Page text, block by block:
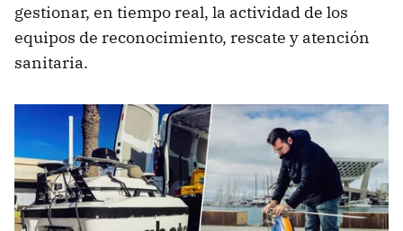
gestionar, en tiempo real, la actividad de los
equipos de reconocimiento, rescate y atención
sanitaria.